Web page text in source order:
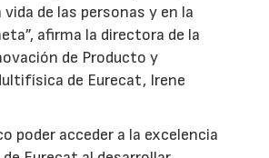
de las personas y en la
afirma la directora de la
de Producto y
de Eurecat, Irene
poder acceder a la excelencia